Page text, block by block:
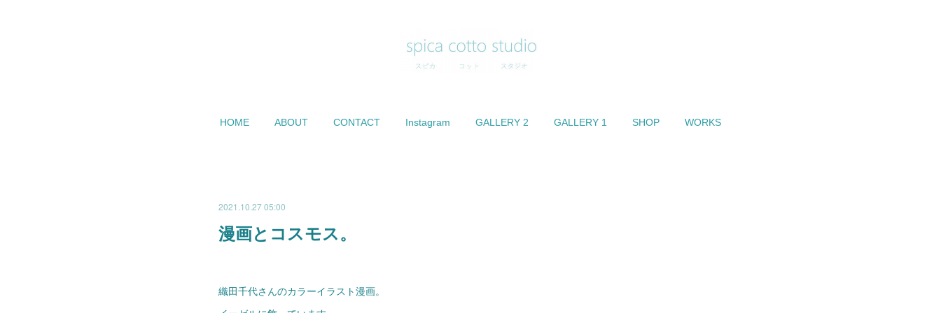
HOME ABOUT CONTACT Instagram GALLERY 2 GALLERY 1 SHOP WORKS
2021.10.27 05:00
漫画とコスモス。
織田千代さんのカラーイラスト漫画。